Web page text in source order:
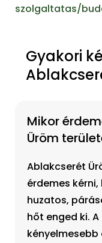
szolgaltatas/
Gyakori
Mikor
Üröm
Ablakcserét
érdemes
huzatos,
hőt enged ki.